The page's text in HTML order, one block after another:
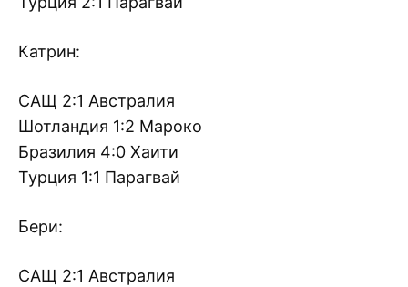
Катрин:
САЩ 2:1 Австралия
Шотландия 1:2 Мароко
Бразилия 4:0 Хаити
Турция 1:1 Парагвай
Бери:
САЩ 2:1 Австралия